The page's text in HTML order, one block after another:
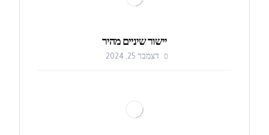
יישור שיניים מהיר
דצמבר 25, 2024